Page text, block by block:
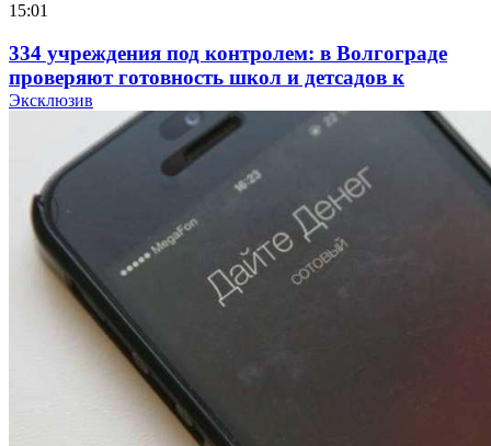
15:01
334 учреждения под контролем: в Волгограде
проверяют готовность школ и детсадов к
учебному году
Покушение на убийство в Волгограде: девушка
напала на незнакомую женщину с ножом
12:39
Сладкий праздник в Волгограде: в Центральном
парке прошёл фестиваль „Арбузный переполох“
Волгоградские компании нарастили экспорт:
заключены контракты на 3,6 млн долларов
Эксклюзив